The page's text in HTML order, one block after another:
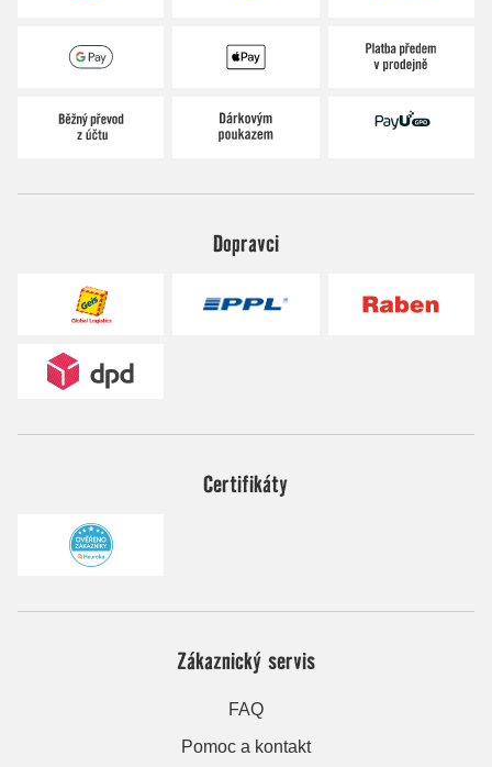
Dopravci
Certifikáty
Zákaznický servis
FAQ
Pomoc a kontakt